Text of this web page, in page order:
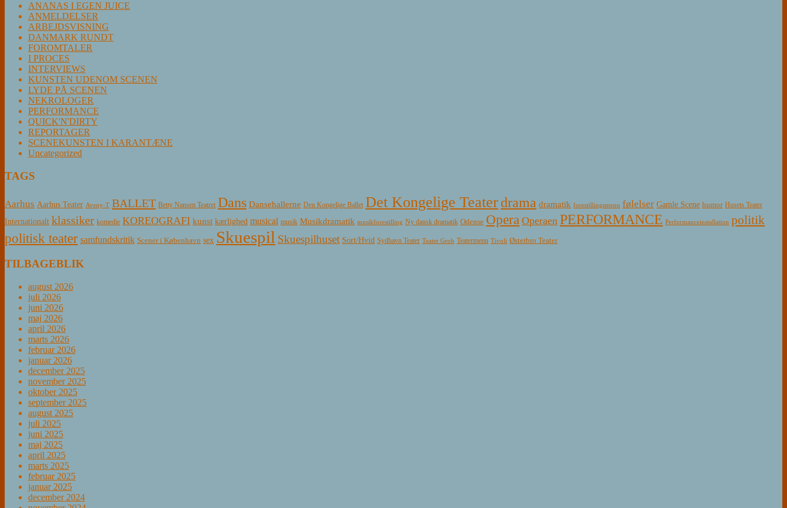
ANANAS I EGEN JUICE
ANMELDELSER
ARBEJDSVISNING
DANMARK RUNDT
FOROMTALER
I PROCES
INTERVIEWS
KUNSTEN UDENOM SCENEN
LYDE PÅ SCENEN
NEKROLOGER
PERFORMANCE
QUICK'N'DIRTY
REPORTAGER
SCENEKUNSTEN I KARANTÆNE
Uncategorized
TAGS
Aarhus Aarhus Teater Aveny-T BALLET Betty Nansen Teatret Dans Dansehallerne Den Kongelige Ballet Det Kongelige Teaterdrama dramatik forestillingsmenu følelser Gamle Scene humor Husets Teater
Internationalt klassiker komedie KOREOGRAFI kunst kærlighed musical musik Musikdramatik musikforestilling Ny dansk dramatik Odense Opera Operaen PERFORMANCE Performanceinstallation politik
politisk teater samfundskritik Scener i København sex Skuespil Skuespilhuset Sort/Hvid Sydhavn Teater Teater Grob Teatermenu Tivoli Østerbro Teater
TILBAGEBLIK
august 2026
juli 2026
juni 2026
maj 2026
april 2026
marts 2026
februar 2026
januar 2026
december 2025
november 2025
oktober 2025
september 2025
august 2025
juli 2025
juni 2025
maj 2025
april 2025
marts 2025
februar 2025
januar 2025
december 2024